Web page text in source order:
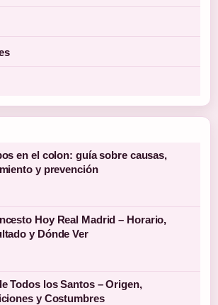
en el colon: guía sobre causas,
y prevención
Hoy Real Madrid – Horario,
y Dónde Ver
Todos los Santos – Origen,
y Costumbres